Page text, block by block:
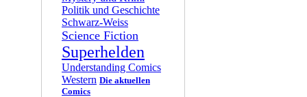
Politik und Geschichte
Schwarz-Weiss
Science Fiction
Superhelden
Understanding Comics
Western Die aktuellen
Comics